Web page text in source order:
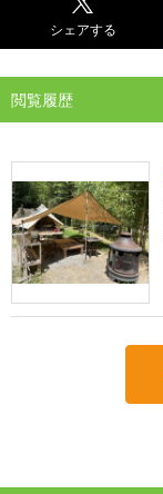
シェアする
閲覧履歴